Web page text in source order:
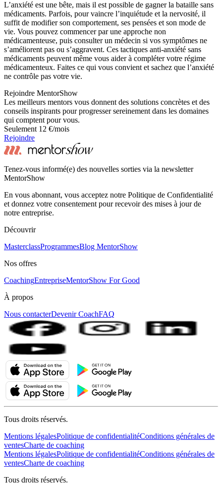
L’anxiété est une bête, mais il est possible de gagner la bataille sans
médicaments. Parfois, pour vaincre l’inquiétude et la nervosité, il
suffit de modifier son comportement, ses pensées et son mode de
vie. Vous pouvez commencer par une approche non
médicamenteuse, puis consulter un médecin si vos symptômes ne
s’améliorent pas ou s’aggravent. Ces tactiques anti-anxiété sans
médicaments peuvent même vous aider à compléter votre régime
médicamenteux. Faites ce qui vous convient et sachez que l’anxiété
ne contrôle pas votre vie.
Rejoindre MentorShow
Les meilleurs mentors vous donnent des solutions concrètes et des
conseils inspirants pour progresser sereinement dans les domaines
qui comptent pour vous.
Seulement 12 €/mois
Rejoindre
Tenez-vous informé(e) des nouvelles sorties via la newsletter
MentorShow
En vous abonnant, vous acceptez notre Politique de Confidentialité
et donnez votre consentement pour recevoir des mises à jour de
notre entreprise.
Découvrir
MasterclassProgrammesBlog MentorShow
Nos offres
CoachingEntrepriseMentorShow For Good
À propos
Nous contacterDevenir CoachFAQ
Tous droits réservés.
Mentions légalesPolitique de confidentialitéConditions générales de
ventesCharte de coaching
Mentions légalesPolitique de confidentialitéConditions générales de
ventesCharte de coaching
Tous droits réservés.